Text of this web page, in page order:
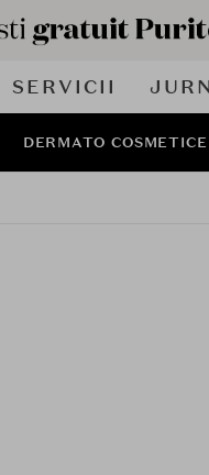
SERVICII
DERMATO COSMETICE